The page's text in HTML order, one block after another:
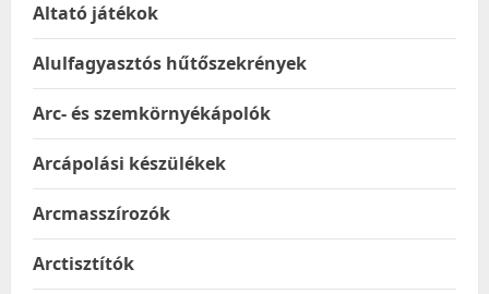
Altató játékok
Alulfagyasztós hűtőszekrények
Arc- és szemkörnyékápolók
Arcápolási készülékek
Arcmasszírozók
Arctisztítók